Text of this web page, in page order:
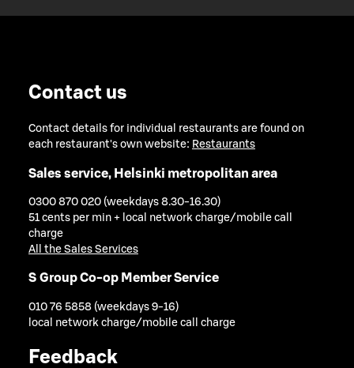
Contact us
Contact details for individual restaurants are found on
each restaurant's own website: Restaurants
Sales service, Helsinki metropolitan area
0300 870 020 (weekdays 8.30-16.30)
51 cents per min + local network charge/mobile call
charge
All the Sales Services
S Group Co-op Member Service
010 76 5858 (weekdays 9-16)
local network charge/mobile call charge
Feedback